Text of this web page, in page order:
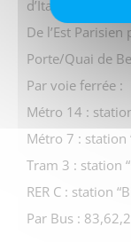
d’Italie
De l’Est
Porte/Quai de
Par voie ferrée :
Métro 14 :
Métro 7 : station
Tram 3 : station
RER C : station
Par Bus :